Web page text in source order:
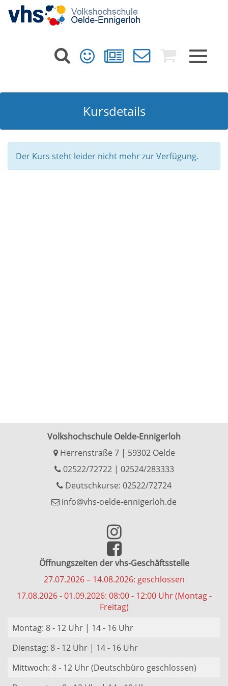
Toggle
Kursdetails
Der Kurs steht leider nicht mehr zur Verfügung.
Volkshochschule Oelde-Ennigerloh
Herrenstraße 7 | 59302 Oelde
02522/72722| 02524/283333
Deutschkurse: 02522/72724
info@vhs-oelde-ennigerloh.de
Öffnungszeiten der vhs-Geschäftsstelle
27.07.2026 – 14.08.2026: geschlossen
17.08.2026 - 01.09.2026: 08:00 - 12:00 Uhr (Montag -
Freitag)
Montag: 8 - 12 Uhr | 14 - 16 Uhr
Dienstag: 8 - 12 Uhr | 14 - 16 Uhr
Mittwoch: 8 - 12 Uhr (Deutschbüro geschlossen)